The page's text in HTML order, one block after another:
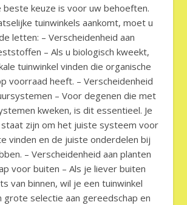
beste keuze is voor uw behoeften.
tuinwinkels aankomt, moet u
letten: – Verscheidenheid aan
– Als u biologisch kweekt,
tuinwinkel vinden die organische
voorraad heeft. – Verscheidenheid
– Voor degenen die met
kweken, is dit essentieel. Je
zijn om het juiste systeem voor
vinden en de juiste onderdelen bij
– Verscheidenheid aan planten
voor buiten – Als je liever buiten
van binnen, wil je een tuinwinkel
grote selectie aan gereedschap en